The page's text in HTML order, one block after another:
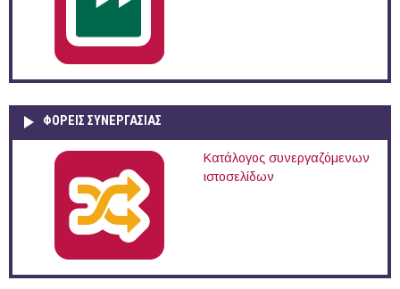
ΦΟΡΕΙΣ ΣΥΝΕΡΓΑΣΙΑΣ
Κατάλογος συνεργαζόμενων
ιστοσελίδων